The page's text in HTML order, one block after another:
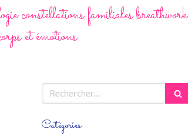
constellations familiales breathwork
et émotions
Rechercher
Catégories